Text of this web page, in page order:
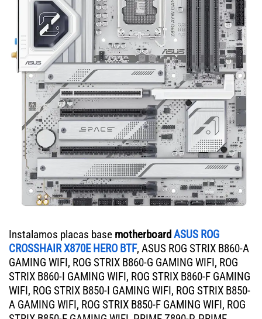
Instalamos placas base motherboardASUS ROG
CROSSHAIR X870E HERO BTF, ASUS ROG STRIX B860-A
GAMING WIFI, ROG STRIX B860-G GAMING WIFI, ROG
STRIX B860-I GAMING WIFI, ROG STRIX B860-F GAMING
WIFI, ROG STRIX B850-I GAMING WIFI, ROG STRIX B850-
A GAMING WIFI, ROG STRIX B850-F GAMING WIFI, ROG